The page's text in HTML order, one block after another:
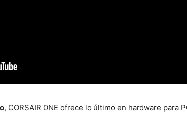
, CORSAIR ONE ofrece lo último en hardware para